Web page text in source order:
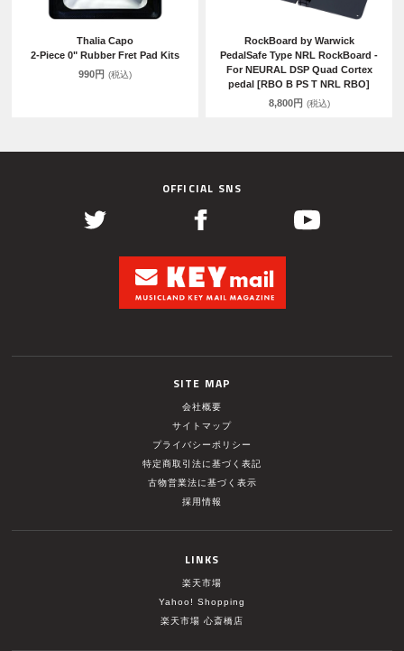
Thalia Capo
2-Piece 0" Rubber Fret Pad Kits
990円 (税込)
RockBoard by Warwick
PedalSafe Type NRL RockBoard -
For NEURAL DSP Quad Cortex
pedal [RBO B PS T NRL RBO]
8,800円 (税込)
OFFICIAL SNS
SITE MAP
会社概要
サイトマップ
プライバシーポリシー
特定商取引法に基づく表記
古物営業法に基づく表示
採用情報
LINKS
楽天市場
Yahoo! Shopping
楽天市場 心斎橋店